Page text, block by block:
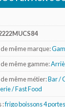
même marque:
même gamme:
même métier:Bar /
/ Fast Food
:frigo boissons 4 portes